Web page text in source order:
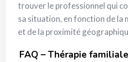
trouver le professionnel qui
sa situation, en fonction de la
et de la proximité
FAQ – Thérapie